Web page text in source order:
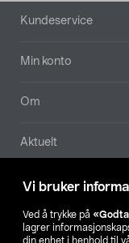
Vi bruker
Ved å trykke på
lagrer
din enhet i henhold til
Bunntekst
Kundeservice
Min konto
Om
Aktuelt
Våre selskaper